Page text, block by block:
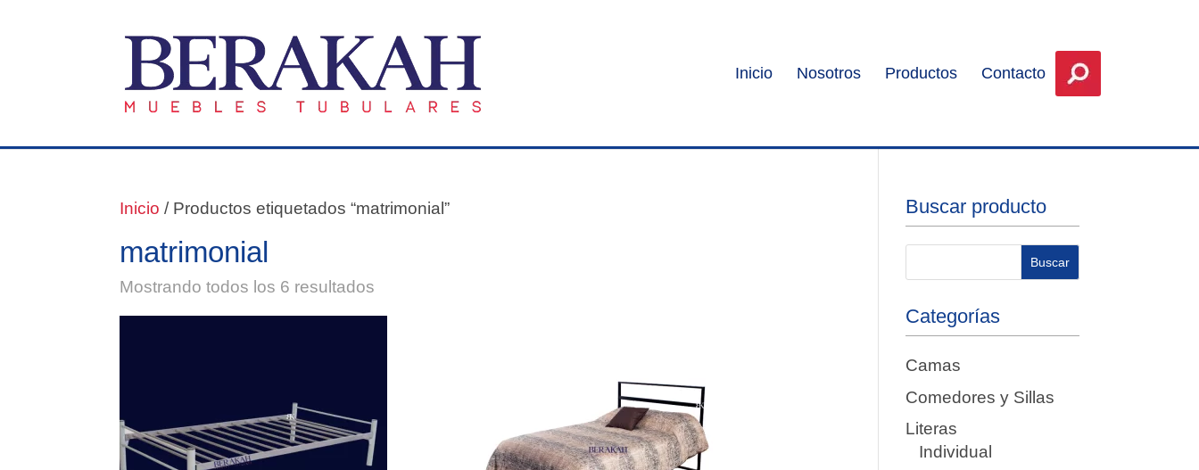
Inicio Nosotros Productos Contacto
Inicio / Productos etiquetados “matrimonial”
matrimonial
Mostrando todos los 6 resultados
Buscar producto
Categorías
Camas
Comedores y Sillas
Literas
Individual